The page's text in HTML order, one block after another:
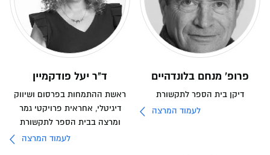
פרופ' מנחם בלונדהיים
דיקן בית הספר לתקשורת
לעמוד המרצה
ד"ר יעל פודקמיין
ראשת ההתמחות בפרסום ושיווק
דיגיטלי, אחראית פרויקטי גמר
ומרצה בבית הספר לתקשורת
לעמוד המרצה